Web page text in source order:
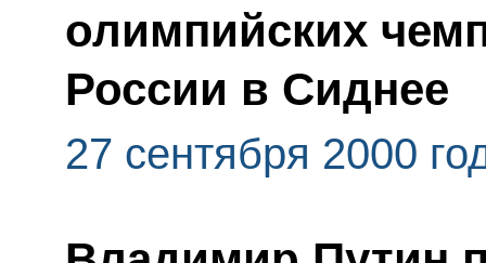
олимпийских
России в Сиднее
27 сентября 2000